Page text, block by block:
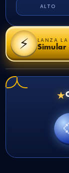
ALTO
⚡ LANZA
Simular
★